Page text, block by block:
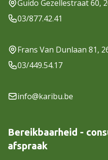
Guido Gezellestraat 60,
03/877.42.41
Frans Van Dunlaan 81,
03/449.54.17
info@karibu.be
Bereikbaarheid -
afspraak